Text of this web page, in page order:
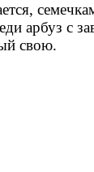
арбуз с
свою.